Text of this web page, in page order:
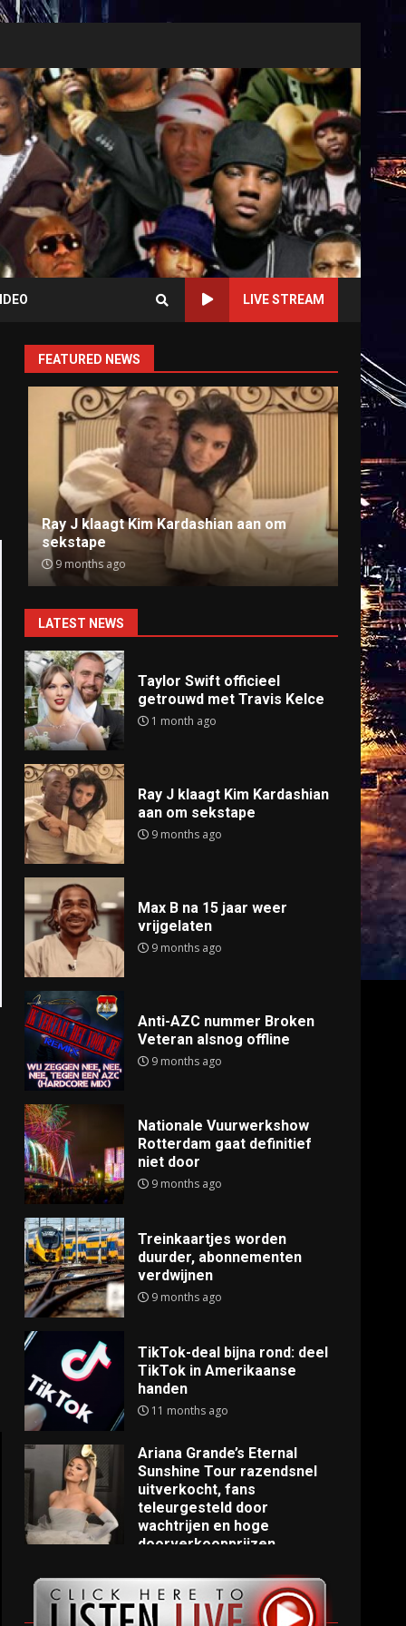
LIVE STREAM
FEATURED NEWS
Ray J klaagt Kim Kardashian aan om
sekstape
9 months ago
Anti-
9
LATEST NEWS
Taylor Swift officieel
getrouwd met Travis Kelce
1 month ago
Ray J klaagt Kim Kardashian
aan om sekstape
9 months ago
Max B na 15 jaar weer
vrijgelaten
9 months ago
Anti-AZC nummer Broken
Veteran alsnog offline
9 months ago
Nationale Vuurwerkshow
Rotterdam gaat definitief
niet door
9 months ago
Treinkaartjes worden
duurder, abonnementen
verdwijnen
9 months ago
TikTok-deal bijna rond: deel
TikTok in Amerikaanse
handen
11 months ago
Ariana Grande’s Eternal
Sunshine Tour razendsnel
uitverkocht, fans
teleurgesteld door
wachtrijen en hoge
doorverkoopprijzen